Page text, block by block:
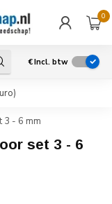
0
€Incl. btw
- 6 mm
set 3 - 6